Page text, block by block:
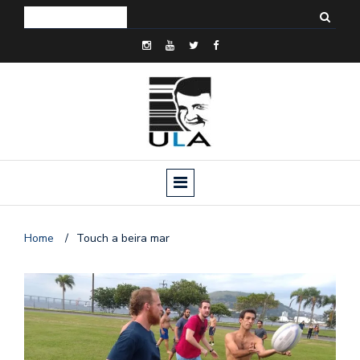
Home / Touch a beira mar